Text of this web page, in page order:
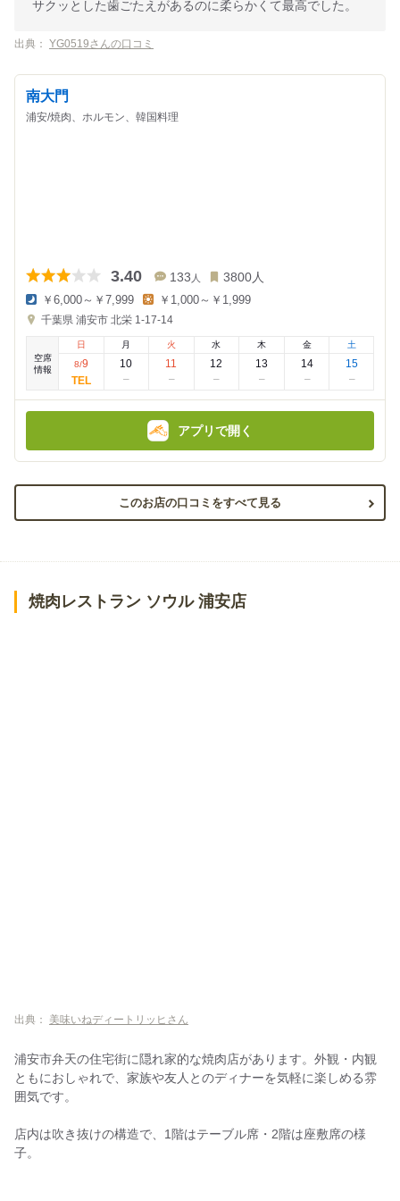
サクッとした歯ごたえがあるのに柔らかくて最高でした。
出典： YG0519さんの口コミ
南大門
浦安/焼肉、ホルモン、韓国料理
3.40 133 人 3800人
夜
の
額
￥6,000～￥7,999
昼
の
￥1,000～￥1,999
千葉県 浦安市 北栄 1-17-14
空席
情報
日
8/9
月
10
火
11
水
12
木
13
金
14
土
15
アプリで開く
このお店の口コミをすべて見る
焼肉レストラン ソウル 浦安店
出典： 美味いねディートリッヒさん
浦安市弁天の住宅街に隠れ家的な焼肉店があります。外観・内観
ともにおしゃれで、家族や友人とのディナーを気軽に楽しめる雰
囲気です。
店内は吹き抜けの構造で、1階はテーブル席・2階は座敷席の様
子。